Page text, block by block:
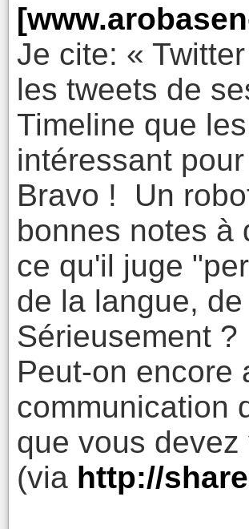
Je cite: «
les tweets de
Timeline que
intéressant
Bravo ! Un
bonnes notes à
ce qu'il juge
de la langue,
Sérieusement ?
Peut-on encore
communication
que vous
(via http://